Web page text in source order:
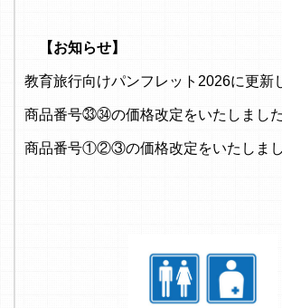
【お知らせ】
教育旅行向けパンフレット2026に更新
商品番号㉝㉞の価格改定をいたしまし
商品番号①②③の価格改定をいたしま